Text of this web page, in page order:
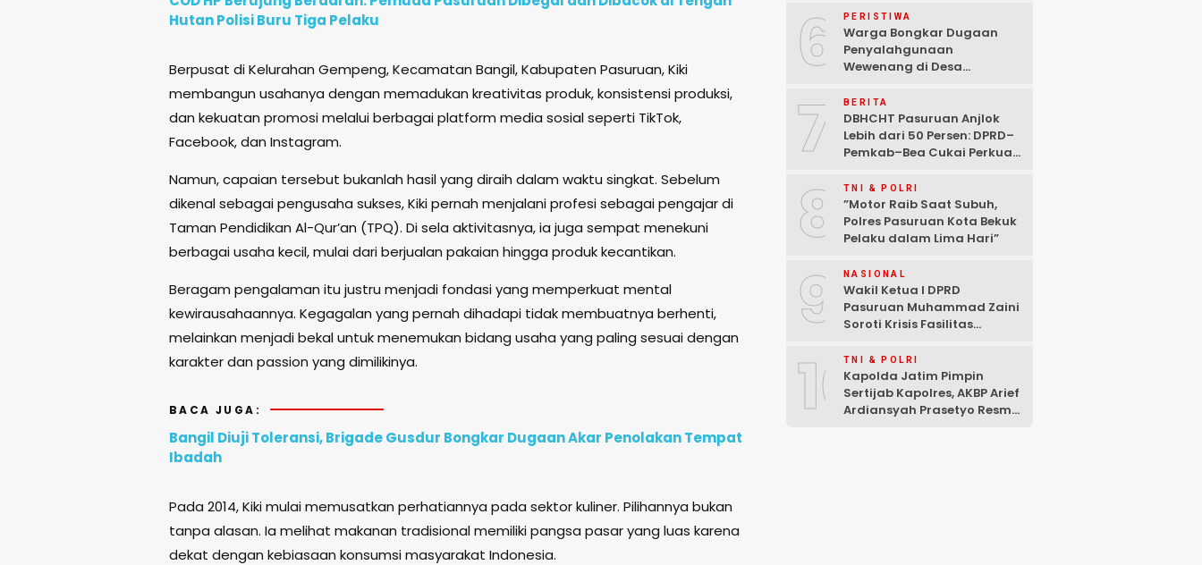
Hutan Polisi Buru Tiga Pelaku
Berpusat di Kelurahan Gempeng, Kecamatan Bangil, Kabupaten Pasuruan, Kiki
membangun usahanya dengan memadukan kreativitas produk, konsistensi produksi,
dan kekuatan promosi melalui berbagai platform media sosial seperti TikTok,
Facebook, dan Instagram.
Namun, capaian tersebut bukanlah hasil yang diraih dalam waktu singkat. Sebelum
dikenal sebagai pengusaha sukses, Kiki pernah menjalani profesi sebagai pengajar di
Taman Pendidikan Al-Qur’an (TPQ). Di sela aktivitasnya, ia juga sempat menekuni
berbagai usaha kecil, mulai dari berjualan pakaian hingga produk kecantikan.
Beragam pengalaman itu justru menjadi fondasi yang memperkuat mental
kewirausahaannya. Kegagalan yang pernah dihadapi tidak membuatnya berhenti,
melainkan menjadi bekal untuk menemukan bidang usaha yang paling sesuai dengan
karakter dan passion yang dimilikinya.
BACA JUGA:
Bangil Diuji Toleransi, Brigade Gusdur Bongkar Dugaan Akar Penolakan Tempat
Ibadah
Pada 2014, Kiki mulai memusatkan perhatiannya pada sektor kuliner. Pilihannya bukan
tanpa alasan. Ia melihat makanan tradisional memiliki pangsa pasar yang luas karena
dekat dengan kebiasaan konsumsi masyarakat Indonesia.
6 PERISTIWA
Warga Bongkar Dugaan
Penyalahgunaan
Wewenang di Desa
Mencuat
7 BERITA
DBHCHT Pasuruan Anjlok
Lebih dari 50 Persen: DPRD–
Pemkab–Bea Cukai Perkuat
Rokok Ilegal
8 TNI & POLRI
‎”Motor Raib Saat Subuh,
Polres Pasuruan Kota Bekuk
Pelaku dalam Lima Hari” ‎
9 NASIONAL
Wakil Ketua I DPRD
Pasuruan Muhammad Zaini
Soroti Krisis Fasilitas
Anggaran
10TNI & POLRI
Kapolda Jatim Pimpin
Sertijab Kapolres, AKBP Arief
Ardiansyah Prasetyo Resmi